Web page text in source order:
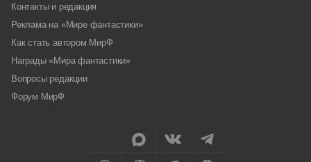
Контакты и редакция
Реклама на «Мире фантастики»
Как стать автором МирФ
Награды «Мира фантастики»
Вопросы редакции
Форум МирФ